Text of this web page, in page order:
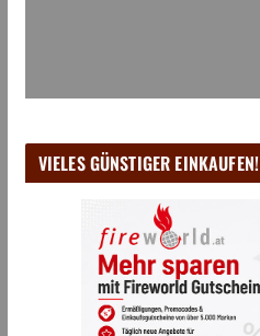
VIELES GÜNSTIGER EINKAUFEN!